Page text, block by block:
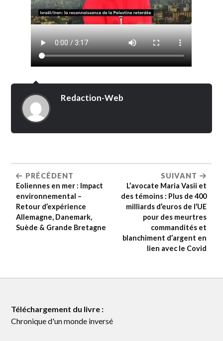
Redaction-Web
PRÉCÉDENT
Eoliennes en mer : Impact
environnemental –
Retour d’expérience
Allemagne, Danemark,
Suède & Grande Bretagne
SUIVANT
L’avocate Maria Vasii et
des témoins : Plus de 400
milliards d’euros de l’UE
pour des meurtres
commandités et
blanchiment d’argent en
lien avec le Covid
Téléchargement du livre :
Chronique d'un monde inversé